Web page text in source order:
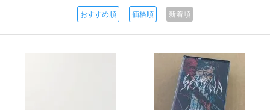
おすすめ順 価格順 新着順